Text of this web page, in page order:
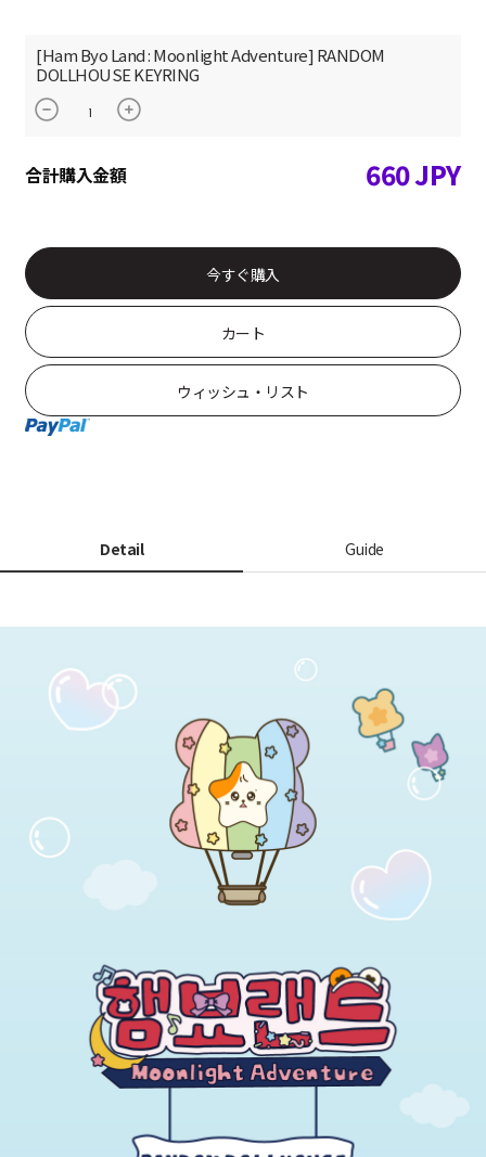
[Ham Byo Land : Moonlight Adventure] RANDOM
DOLLHOUSE KEYRING
合計購入金額 660JPY
今すぐ購入
カート
ウィッシュ・リスト
Detail Guide